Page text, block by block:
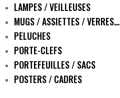
LAMPES / VEILLEUSES
MUGS / ASSIETTES / VERRES…
PELUCHES
PORTE-CLEFS
PORTEFEUILLES / SACS
POSTERS / CADRES